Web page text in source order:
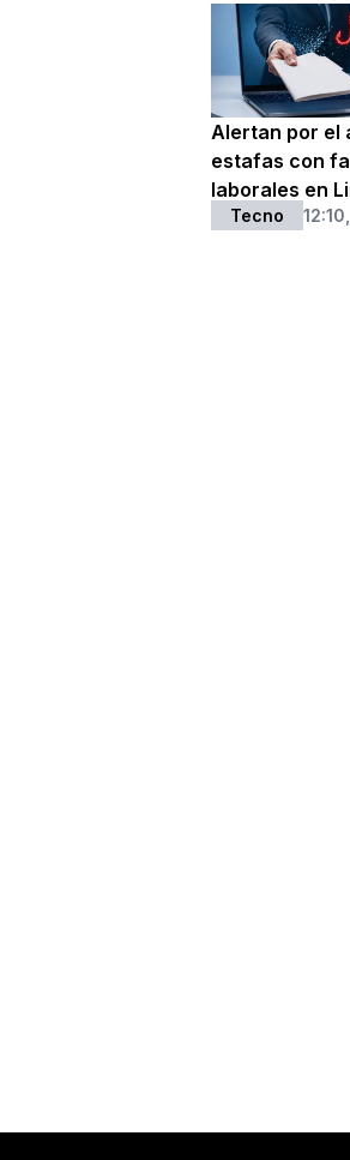
Alertan por el
estafas con
laborales en
Tecno